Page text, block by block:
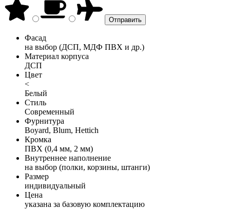
Фасад
на выбор (ДСП, МДФ ПВХ и др.)
Материал корпуса
ДСП
Цвет
<
Белый
Стиль
Современный
Фурнитура
Boyard, Blum, Hettich
Кромка
ПВХ (0,4 мм, 2 мм)
Внутреннее наполнение
на выбор (полки, корзины, штанги)
Размер
индивидуальный
Цена
указана за базовую комплектацию